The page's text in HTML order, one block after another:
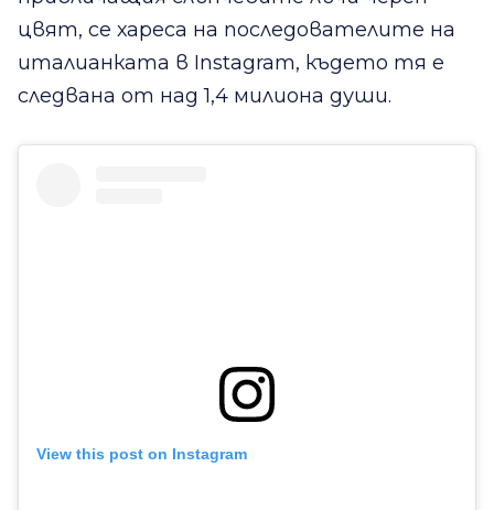
цвят, се хареса на последователите на
италианката в Instagram, където тя е
следвана от над 1,4 милиона души.
View this post on Instagram